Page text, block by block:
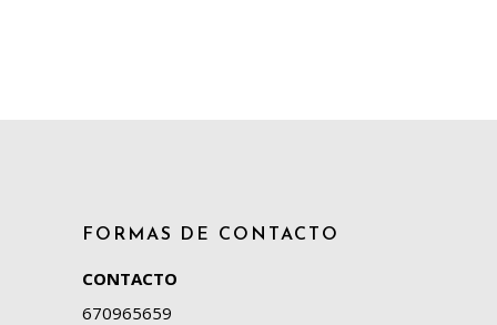
FORMAS DE CONTACTO
CONTACTO
670965659